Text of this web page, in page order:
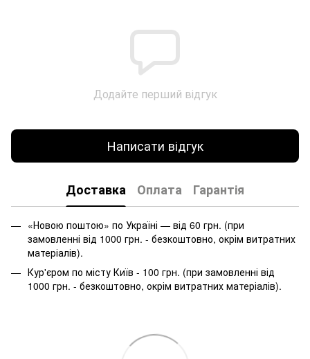
Додайте перший відгук
Написати відгук
Доставка Оплата Гарантія
«Новою поштою» по Україні — від 60 грн. (при
замовленні від 1000 грн. - безкоштовно, окрім витратних
матеріалів).
Кур'єром по місту Київ - 100 грн. (при замовленні від
1000 грн. - безкоштовно, окрім витратних матеріалів).